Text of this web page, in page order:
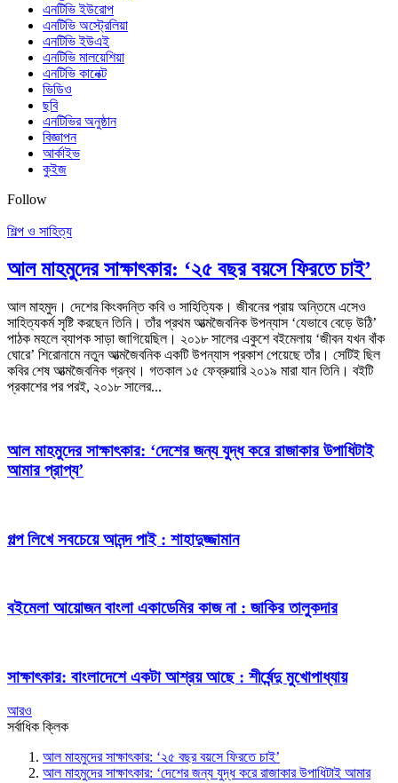
এনটিভি ইউরোপ
এনটিভি অস্ট্রেলিয়া
এনটিভি ইউএই
এনটিভি মালয়েশিয়া
এনটিভি কানেক্ট
ভিডিও
ছবি
এনটিভির অনুষ্ঠান
বিজ্ঞাপন
আর্কাইভ
কুইজ
Follow
শিল্প ও সাহিত্য
আল মাহমুদের সাক্ষাৎকার: ‘২৫ বছর বয়সে ফিরতে চাই’
আল মাহমুদ। দেশের কিংবদন্তি কবি ও সাহিত্যিক। জীবনের প্রায় অন্তিমে এসেও
সাহিত্যকর্ম সৃষ্টি করছেন তিনি। তাঁর প্রথম আত্মজৈবনিক উপন্যাস ‘যেভাবে বেড়ে উঠি’
পাঠক মহলে ব্যাপক সাড়া জাগিয়েছিল। ২০১৮ সালের একুশে বইমেলায় ‘জীবন যখন বাঁক
ঘোরে’ শিরোনামে নতুন আত্মজৈবনিক একটি উপন্যাস প্রকাশ পেয়েছে তাঁর। সেটিই ছিল
কবির শেষ আত্মজৈবনিক গ্রন্থ। গতকাল ১৫ ফেব্রুয়ারি ২০১৯ মারা যান তিনি। বইটি
প্রকাশের পর পরই, ২০১৮ সালের...
আল মাহমুদের সাক্ষাৎকার: ‘দেশের জন্য যুদ্ধ করে রাজাকার উপাধিটাই
আমার প্রাপ্য’
গল্প লিখে সবচেয়ে আনন্দ পাই : শাহাদুজ্জামান
বইমেলা আয়োজন বাংলা একাডেমির কাজ না : জাকির তালুকদার
সাক্ষাৎকার: বাংলাদেশে একটা আশ্রয় আছে : শীর্ষেন্দু মুখোপাধ্যায়
আরও
সর্বাধিক ক্লিক
আল মাহমুদের সাক্ষাৎকার: ‘২৫ বছর বয়সে ফিরতে চাই’
আল মাহমুদের সাক্ষাৎকার: ‘দেশের জন্য যুদ্ধ করে রাজাকার উপাধিটাই আমার